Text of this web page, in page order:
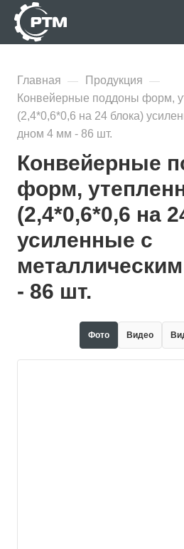
Главная — Продукция —
Конвейерные поддоны форм,
(2,4*0,6*0,6 на 24 блока)
дном 4 мм - 86 шт.
Конвейерные
форм,
(2,4*0,6*0,6 на
усиленные с
- 86 шт.
Фото Видео